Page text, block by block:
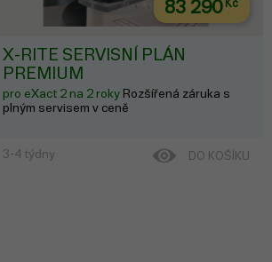
83 290Kč
X-RITE SERVISNÍ PLÁN
PREMIUM
pro eXact 2 na 2 roky Rozšířená záruka s
plným servisem v ceně
3-4 týdny DO KOŠÍKU